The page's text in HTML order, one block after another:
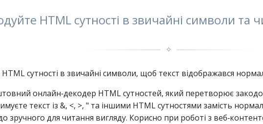
HTML сутності в звичайні символи та
✧
сутності в звичайні символи, щоб текст відображався
онлайн‑декодер HTML сутностей, який перетворює
текст із &, <, >, " та іншими HTML сутностями замість
зручного для читання вигляду. Корисно при роботі з